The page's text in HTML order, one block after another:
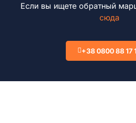
Если вы ищете обратный
сюда
+38 0800 88 17